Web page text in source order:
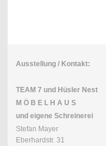
Ausstellung / Kontakt:
TEAM 7 und Hüsler Nest
M Ö B E L H A U S
und eigene Schreinerei
Stefan Mayer
Eberhardstr. 31